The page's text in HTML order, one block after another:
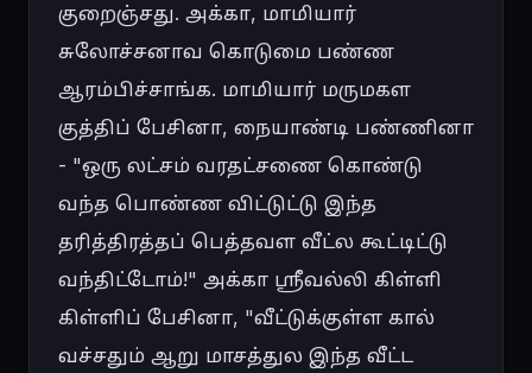
குறைஞ்சது. அக்கா, மாமியார்
சுலோச்சனாவ கொடுமை பண்ண
ஆரம்பிச்சாங்க. மாமியார் மருமகள
குத்திப் பேசினா, நையாண்டி பண்ணினா
- "ஒரு லட்சம் வரதட்சணை கொண்டு
வந்த பொண்ண விட்டுட்டு இந்த
தரித்திரத்தப் பெத்தவள வீட்ல கூட்டிட்டு
வந்திட்டோம்!" அக்கா ஸ்ரீவல்லி கிள்ளி
கிள்ளிப் பேசினா, "வீட்டுக்குள்ள கால்
வச்சதும் ஆறு மாசத்துல இந்த வீட்ட